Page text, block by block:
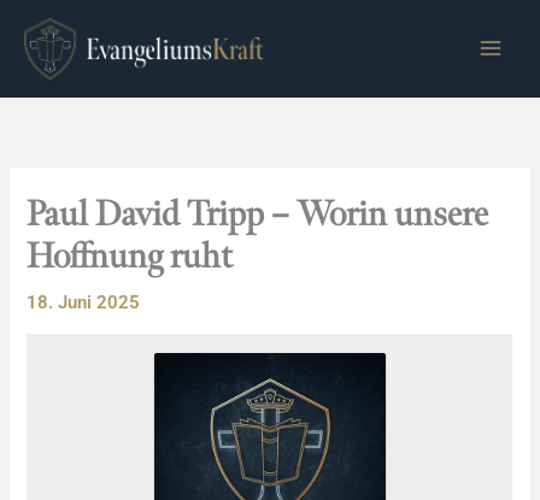
Inhalt
springen
Paul David Tripp – Worin unsere
Hoffnung ruht
18. Juni 2025